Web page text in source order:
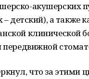
акушерских
– детский), а также
клинической
передвижной
что за этими